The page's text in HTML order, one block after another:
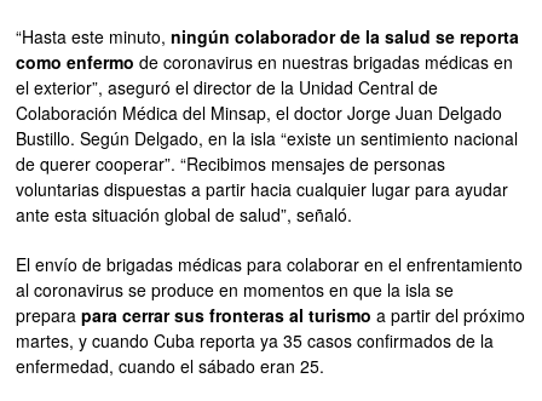
“Hasta este minuto,ningún colaborador de la salud se reporta
como enfermo de coronavirus en nuestras brigadas médicas en
el exterior”, aseguró el director de la Unidad Central de
Colaboración Médica del Minsap, el doctor Jorge Juan Delgado
Bustillo. Según Delgado, en la isla “existe un sentimiento nacional
de querer cooperar”. “Recibimos mensajes de personas
voluntarias dispuestas a partir hacia cualquier lugar para ayudar
ante esta situación global de salud”, señaló.
El envío de brigadas médicas para colaborar en el enfrentamiento
al coronavirus se produce en momentos en que la isla se
preparapara cerrar sus fronteras al turismo a partir del próximo
martes, y cuando Cuba reporta ya 35 casos confirmados de la
enfermedad, cuando el sábado eran 25.